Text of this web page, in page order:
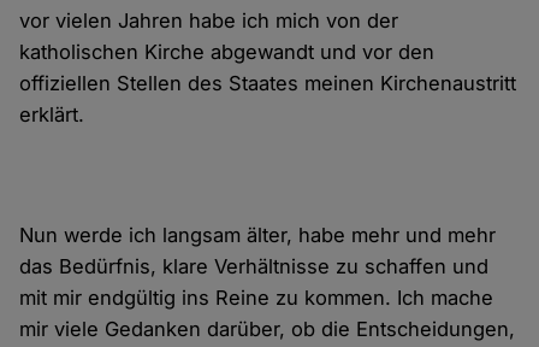
vor vielen Jahren habe ich mich von der
katholischen Kirche abgewandt und vor den
offiziellen Stellen des Staates meinen Kirchenaustritt
erklärt.
Nun werde ich langsam älter, habe mehr und mehr
das Bedürfnis, klare Verhältnisse zu schaffen und
mit mir endgültig ins Reine zu kommen. Ich mache
mir viele Gedanken darüber, ob die Entscheidungen,